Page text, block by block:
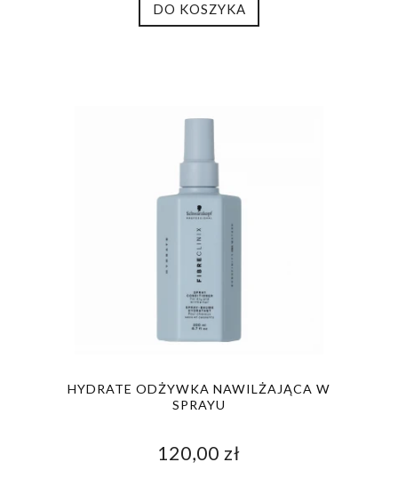
DO KOSZYKA
HYDRATE ODŻYWKA NAWILŻAJĄCA W
SPRAYU
120,00 zł